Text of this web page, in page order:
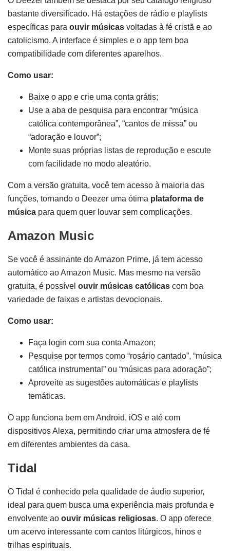
bastante diversificado. Há estações de rádio e playlists
específicas para ouvir músicas voltadas à fé cristã e ao
catolicismo. A interface é simples e o app tem boa
compatibilidade com diferentes aparelhos.
Como usar:
Baixe o app e crie uma conta grátis;
Use a aba de pesquisa para encontrar “música
católica contemporânea”, “cantos de missa” ou
“adoração e louvor”;
Monte suas próprias listas de reprodução e escute
com facilidade no modo aleatório.
Com a versão gratuita, você tem acesso à maioria das
funções, tornando o Deezer uma ótima plataforma de
música para quem quer louvar sem complicações.
Amazon Music
Se você é assinante do Amazon Prime, já tem acesso
automático ao Amazon Music. Mas mesmo na versão
gratuita, é possível ouvir músicas católicas com boa
variedade de faixas e artistas devocionais.
Como usar:
Faça login com sua conta Amazon;
Pesquise por termos como “rosário cantado”, “música
católica instrumental” ou “músicas para adoração”;
Aproveite as sugestões automáticas e playlists
temáticas.
O app funciona bem em Android, iOS e até com
dispositivos Alexa, permitindo criar uma atmosfera de fé
em diferentes ambientes da casa.
Tidal
O Tidal é conhecido pela qualidade de áudio superior,
ideal para quem busca uma experiência mais profunda e
envolvente ao ouvir músicas religiosas. O app oferece
um acervo interessante com cantos litúrgicos, hinos e
trilhas espirituais.